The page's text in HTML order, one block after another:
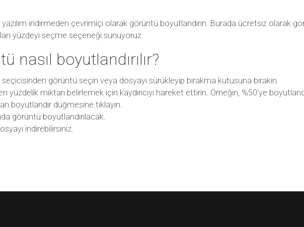
indirmeden çevrimiçi olarak görüntü boyutlandırın. Burada ücretsiz olarak
yüzdeyi seçme seçeneği sunuyoruz.
nasıl boyutlandırılır?
görüntü seçin veya dosyayı sürükleyip bırakma kutusuna bırakın.
yüzdelik miktarı belirlemek için kaydırıcıyı hareket ettirin. Örneğin, %50'ye
boyutlandır düğmesine tıklayın.
görüntü boyutlandırılacak.
indirebilirsiniz.